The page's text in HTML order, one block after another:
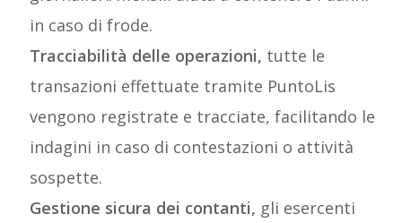
in caso di frode.
Tracciabilità delle operazioni, tutte le
transazioni effettuate tramite PuntoLis
vengono registrate e tracciate, facilitando le
indagini in caso di contestazioni o attività
sospette.
Gestione sicura dei contanti, gli esercenti